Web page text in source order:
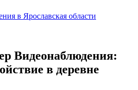
в Ярославская области
Видеонаблюдения:
в деревне